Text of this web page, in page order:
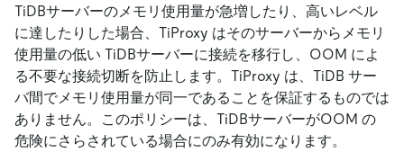
TiDBサーバーのメモリ使用量が急増したり、高いレベル
に達したりした場合、TiProxy はそのサーバーからメモリ
使用量の低い TiDBサーバーに接続を移行し、OOM によ
る不要な接続切断を防止します。TiProxy は、TiDB サー
バ間でメモリ使用量が同一であることを保証するものでは
ありません。このポリシーは、TiDBサーバーがOOM の
危険にさらされている場合にのみ有効になります。